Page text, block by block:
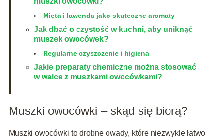
Mięta i lawenda jako skuteczne aromaty
Jak dbać o czystość w kuchni, aby uniknąć
muszek owocówek?
Regularne czyszczenie i higiena
Jakie preparaty chemiczne można stosować
w walce z muszkami owocówkami?
Muszki owocówki – skąd się biorą?
Muszki owocówki to drobne owady, które niezwykle łatwo